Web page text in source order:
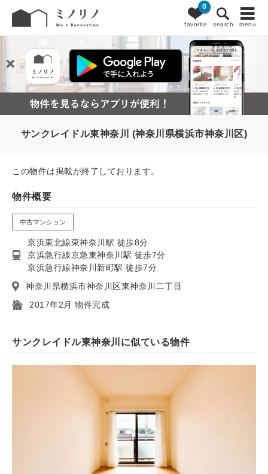
favorite
0
search menu
サンクレイドル東神奈川 (神奈川県横浜市神奈川区)
この物件は掲載が終了しております。
物件概要
中古マンション
京浜東北線東神奈川駅 徒歩8分
京浜急行線京急東神奈川駅 徒歩7分
京浜急行線神奈川新町駅 徒歩7分
神奈川県横浜市神奈川区東神奈川二丁目
2017年2月 物件完成
サンクレイドル東神奈川に似ている物件